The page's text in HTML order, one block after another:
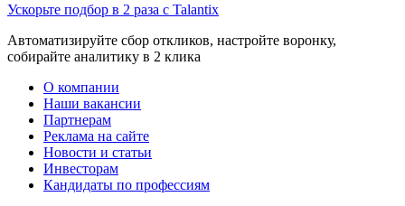
Ускорьте подбор в 2 раза с Talantix
Автоматизируйте сбор откликов, настройте воронку,
собирайте аналитику в 2 клика
О компании
Наши вакансии
Партнерам
Реклама на сайте
Новости и статьи
Инвесторам
Кандидаты по профессиям